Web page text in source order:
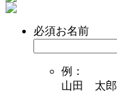
必須お名前
例：
山田 太郎